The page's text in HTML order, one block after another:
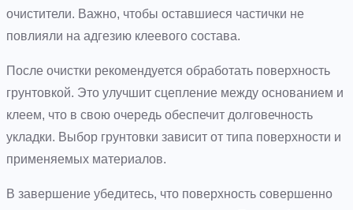
очистители. Важно, чтобы оставшиеся частички не
повлияли на адгезию клеевого состава.
После очистки рекомендуется обработать поверхность
грунтовкой. Это улучшит сцепление между основанием и
клеем, что в свою очередь обеспечит долговечность
укладки. Выбор грунтовки зависит от типа поверхности и
применяемых материалов.
В завершение убедитесь, что поверхность совершенно